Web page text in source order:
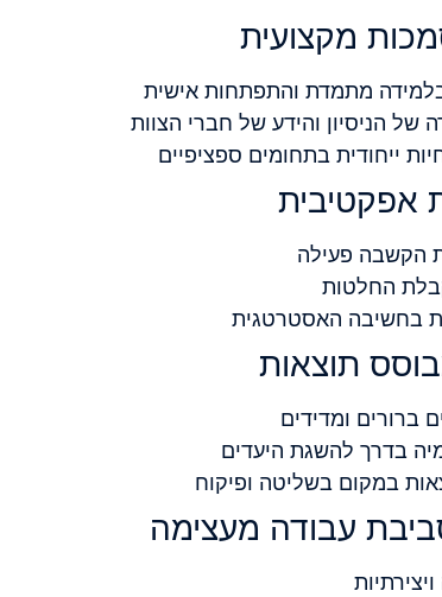
מתמדת והתפתחות אישית
של הניסיון והידע של חברי הצוות
ייחודית בתחומים ספציפיים
הקשבה פעילה
החלטות
בחשיבה האסטרטגית
ברורים ומדידים
בדרך להשגת היעדים
במקום בשליטה ופיקוח